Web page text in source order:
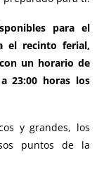
para el
el recinto ferial,
un horario de
23:00 horas los
y grandes, los
puntos de la